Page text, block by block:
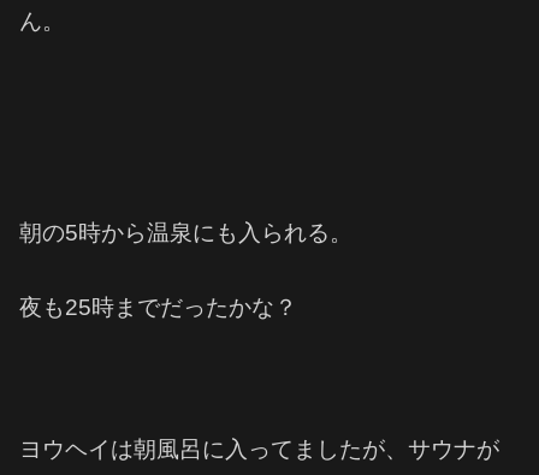
ん。
朝の5時から温泉にも入られる。
夜も25時までだったかな？
ヨウヘイは朝風呂に入ってましたが、サウナが